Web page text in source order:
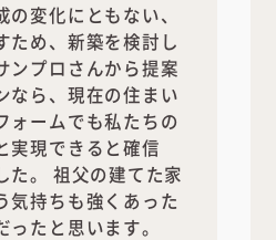
変化にともない、
ため、新築を検討し
ンプロさんから提案
なら、現在の住まい
ォームでも私たちの
実現できると確信
た。 祖父の建てた家
気持ちも強くあった
たと思います。